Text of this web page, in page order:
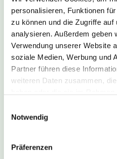
personalisieren, Funktionen
zu können und die Zugriffe auf
analysieren. Außerdem geben
Verwendung unserer Website
soziale Medien, Werbung und
Partner führen diese
weiteren Daten zusammen,
Notwendig
Präferenzen
lasershows für
alternative zum
Die Beliebtheit von
Jahren stark zugenommen –